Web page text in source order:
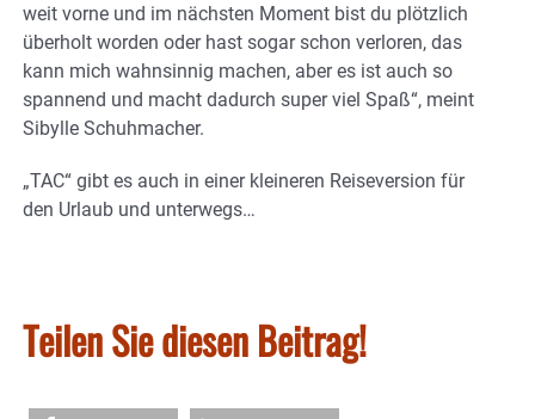
weit vorne und im nächsten Moment bist du plötzlich
überholt worden oder hast sogar schon verloren, das
kann mich wahnsinnig machen, aber es ist auch so
spannend und macht dadurch super viel Spaß“, meint
Sibylle Schuhmacher.
„TAC“ gibt es auch in einer kleineren Reiseversion für
den Urlaub und unterwegs…
Teilen Sie diesen Beitrag!